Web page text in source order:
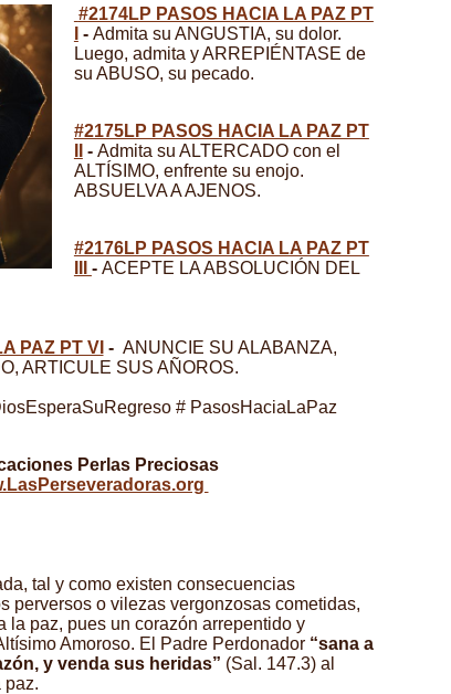
#2174LP PASOS HACIA LA PAZ PT
- Admita su ANGUSTIA, su dolor.
Luego, admita y ARREPIÉNTASE de
su ABUSO, su pecado.
#2175LP PASOS HACIA LA PAZ PT
- Admita su ALTERCADO con el
ALTÍSIMO, enfrente su enojo.
ABSUELVA A AJENOS.
#2176LP PASOS HACIA LA PAZ PT
- ACEPTE LA ABSOLUCIÓN DEL
PAZ PT VI - ANUNCIE SU ALABANZA,
ARTICULE SUS AÑOROS.
# PasosHaciaLaPaz
Perlas Preciosas
tal y como existen consecuencias
perversos o vilezas vergonzosas cometidas,
la paz, pues un corazón arrepentido y
Amoroso. El Padre Perdonador “sana a
y venda sus heridas” (Sal. 147.3) al
paz.